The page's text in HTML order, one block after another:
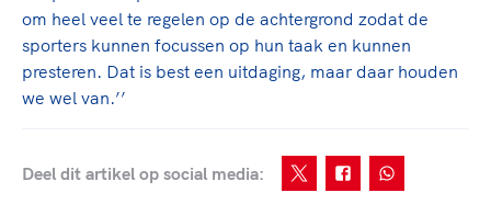
om heel veel te regelen op de achtergrond zodat de
sporters kunnen focussen op hun taak en kunnen
presteren. Dat is best een uitdaging, maar daar houden
we wel van.’’
Deel dit artikel op social media: